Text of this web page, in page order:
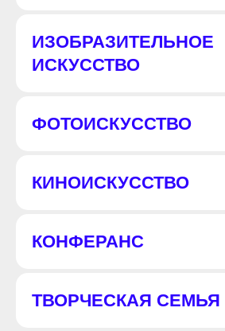
ИЗОБРАЗИТЕЛЬНОЕ
ИСКУССТВО
ФОТОИСКУССТВО
КИНОИСКУССТВО
КОНФЕРАНС
ТВОРЧЕСКАЯ СЕМЬЯ